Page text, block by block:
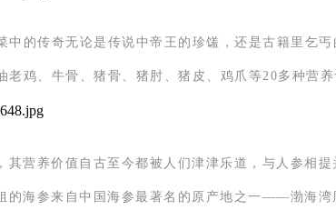
中的传奇无论是传说中帝王的珍馐，还是古籍里乞
老鸡、牛骨、猪骨、猪肘、猪皮、鸡爪等20多种营
其营养价值自古至今都被人们津津乐道，与人参相
的海参来自中国海参最著名的原产地之一——渤海